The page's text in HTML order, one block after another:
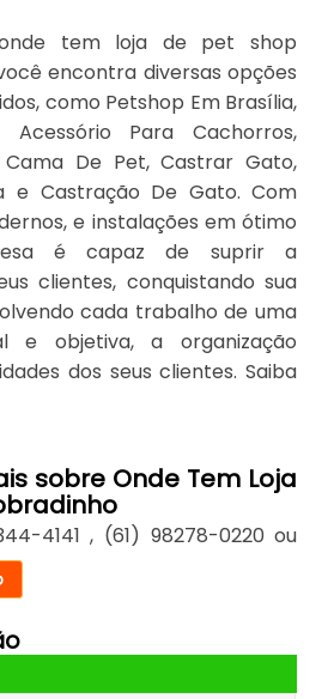
tem loja de pet shop
encontra diversas opções
como Petshop Em Brasília,
Acessório Para Cachorros,
De Pet, Castrar Gato,
e Castração De Gato. Com
e instalações em ótimo
é capaz de suprir a
clientes, conquistando sua
cada trabalho de uma
e objetiva, a organização
dos seus clientes. Saiba
sobre Onde Tem Loja
4141 , (61) 98278-0220 ou